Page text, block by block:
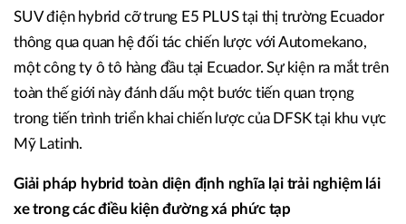
SUV điện hybrid cỡ trung E5 PLUS tại thị trường Ecuador
thông qua quan hệ đối tác chiến lược với Automekano,
một công ty ô tô hàng đầu tại Ecuador. Sự kiện ra mắt trên
toàn thế giới này đánh dấu một bước tiến quan trọng
trong tiến trình triển khai chiến lược của DFSK tại khu vực
Mỹ Latinh.
Giải pháp hybrid toàn diện định nghĩa lại trải nghiệm lái
xe trong các điều kiện đường xá phức tạp